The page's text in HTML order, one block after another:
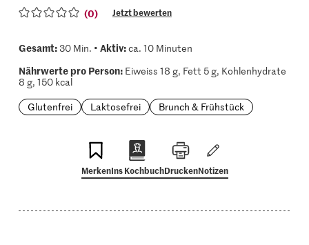
(0) Jetzt bewerten
Gesamt:30 Min. • Aktiv:ca. 10 Minuten
Nährwerte pro Person:Eiweiss 18 g, Fett 5 g, Kohlenhydrate
8 g, 150 kcal
Glutenfrei
Laktosefrei Brunch & Frühstück
MerkenIns KochbuchDruckenNotizen